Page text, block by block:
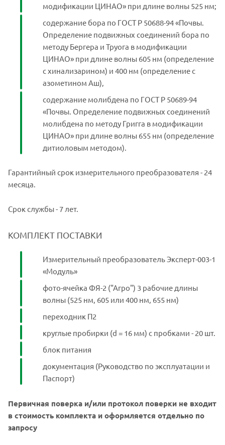
модификации ЦИНАО» при длине волны 525 нм;
содержание бора по ГОСТ Р 50688-94 «Почвы.
Определение подвижных соединений бора по
методу Бергера и Труога в модификации
ЦИНАО» при длине волны 605 нм (определение
с хинализарином) и 400 нм (определение с
азометином Аш),
содержание молибдена по ГОСТ Р 50689-94
«Почвы. Определение подвижных соединений
молибдена по методу Григга в модификации
ЦИНАО» при длине волны 655 нм (определение
дитиоловым методом).
Гарантийный срок измерительного преобразователя - 24
месяца.
Срок службы - 7 лет.
КОМПЛЕКТ ПОСТАВКИ
Измерительный преобразователь Эксперт-003-1
«Модуль»
фото-ячейка ФЯ-2 ("Агро") 3 рабочие длины
волны (525 нм, 605 или 400 нм, 655 нм)
переходник П2
круглые пробирки (d = 16 мм) с пробками - 20 шт.
блок питания
документация (Руководство по эксплуатации и
Паспорт)
Первичная поверка и/или протокол поверки не входит
в стоимость комплекта и оформляется отдельно по
запросу